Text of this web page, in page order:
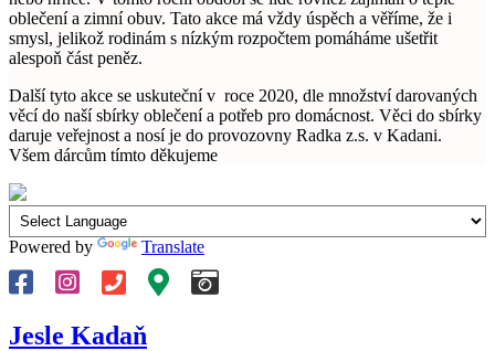
oblečení a zimní obuv. Tato akce má vždy úspěch a věříme, že i
smysl, jelikož rodinám s nízkým rozpočtem pomáháme ušetřit
alespoň část peněz.
Další tyto akce se uskuteční v roce 2020, dle množství darovaných
věcí do naší sbírky oblečení a potřeb pro domácnost. Věci do sbírky
daruje veřejnost a nosí je do provozovny Radka z.s. v Kadani.
Všem dárcům tímto děkujeme
Powered by Translate
Jesle Kadaň